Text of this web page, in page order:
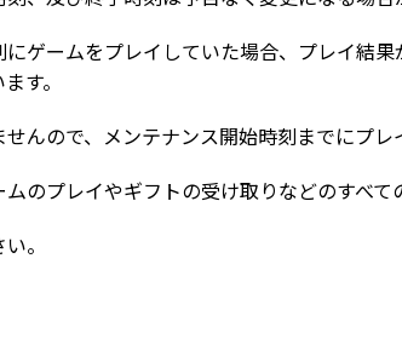
ゲームをプレイしていた場合、プレイ結
す。
んので、メンテナンス開始時刻までにプレ
のプレイやギフトの受け取りなどのすべて
。